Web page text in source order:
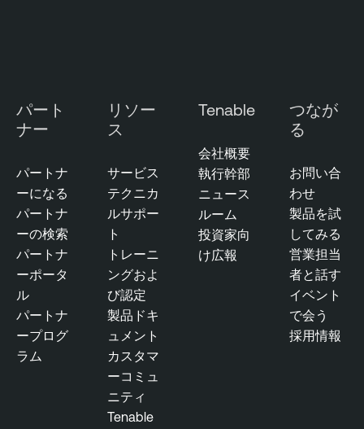
パート
ナー
パートナ
ーになる
パートナ
ーの検索
パートナ
ーポータ
ル
パートナ
ープログ
ラム
リソー
ス
サービス
テクニカ
ルサポー
ト
トレーニ
ングおよ
び認定
製品ドキ
ュメント
カスタマ
ーコミュ
ニティ
Tenable
Tenable
会社概要
執行幹部
ニュース
ルーム
投資家向
け広報
つなが
る
お問い合
わせ
製品を試
してみる
営業担当
者と話す
イベント
で会う
採用情報